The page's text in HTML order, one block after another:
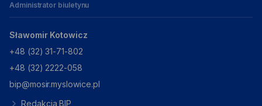
Administrator biuletynu
Sławomir Kotowicz
+48 (32) 31-71-802
+48 (32) 2222-058
bip@mosir.myslowice.pl
Redakcja BIP